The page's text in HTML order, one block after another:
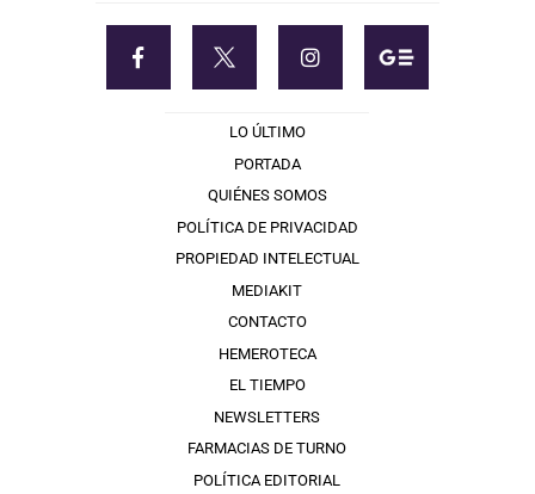
LO ÚLTIMO
PORTADA
QUIÉNES SOMOS
POLÍTICA DE PRIVACIDAD
PROPIEDAD INTELECTUAL
MEDIAKIT
CONTACTO
HEMEROTECA
EL TIEMPO
NEWSLETTERS
FARMACIAS DE TURNO
POLÍTICA EDITORIAL